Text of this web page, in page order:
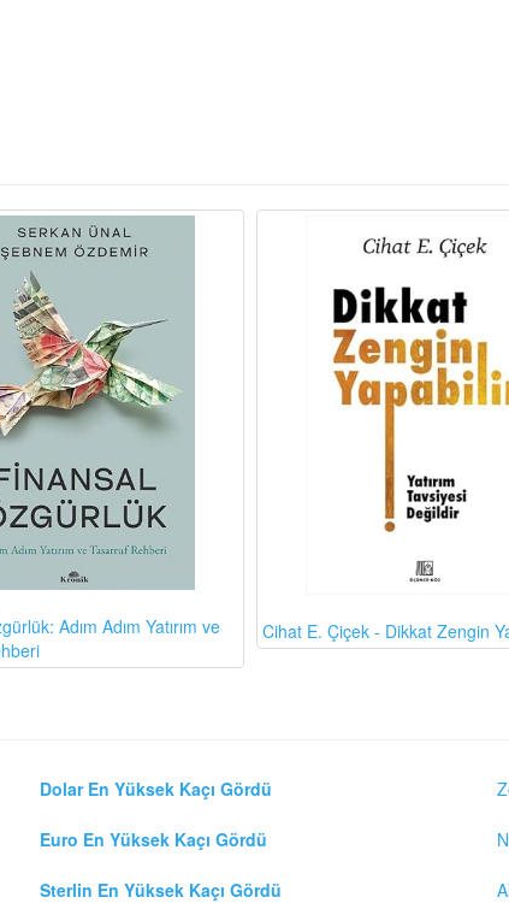
Adım Adım Yatırım ve
Cihat E. Çiçek - Dikkat Zengin
Dolar En Yüksek Kaçı Gördü
Euro En Yüksek Kaçı Gördü
Sterlin En Yüksek Kaçı Gördü